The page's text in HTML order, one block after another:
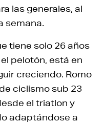
las generales, al
semana.
tiene solo 26 años
pelotón, está en
creciendo. Romo
ciclismo sub 23
el triatlon y
adaptándose a